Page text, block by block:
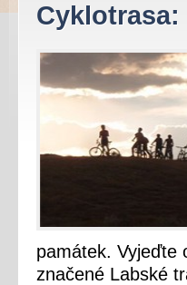
Cyklotrasa:
památek. Vyjeďte
značené Labské